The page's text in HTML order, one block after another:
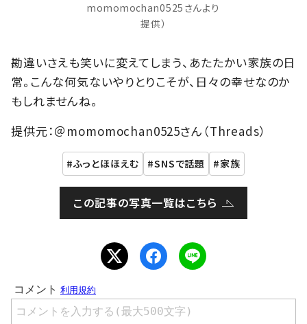
momomochan0525さんより
提供）
勘違いさえも笑いに変えてしまう、あたたかい家族の日
常。こんな何気ないやりとりこそが、日々の幸せなのか
もしれませんね。
提供元：＠momomochan0525さん（Threads）
ふっとほほえむ SNSで話題 家族
この記事の写真一覧はこちら